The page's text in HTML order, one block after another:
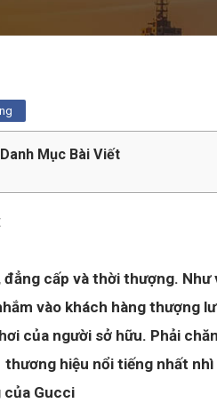
Danh Mục Bài Viết
cấp và thời thượng.
vào khách hàng thượng
của người sở hữu. Phải
hiệu nổi tiếng nhất
Gucci